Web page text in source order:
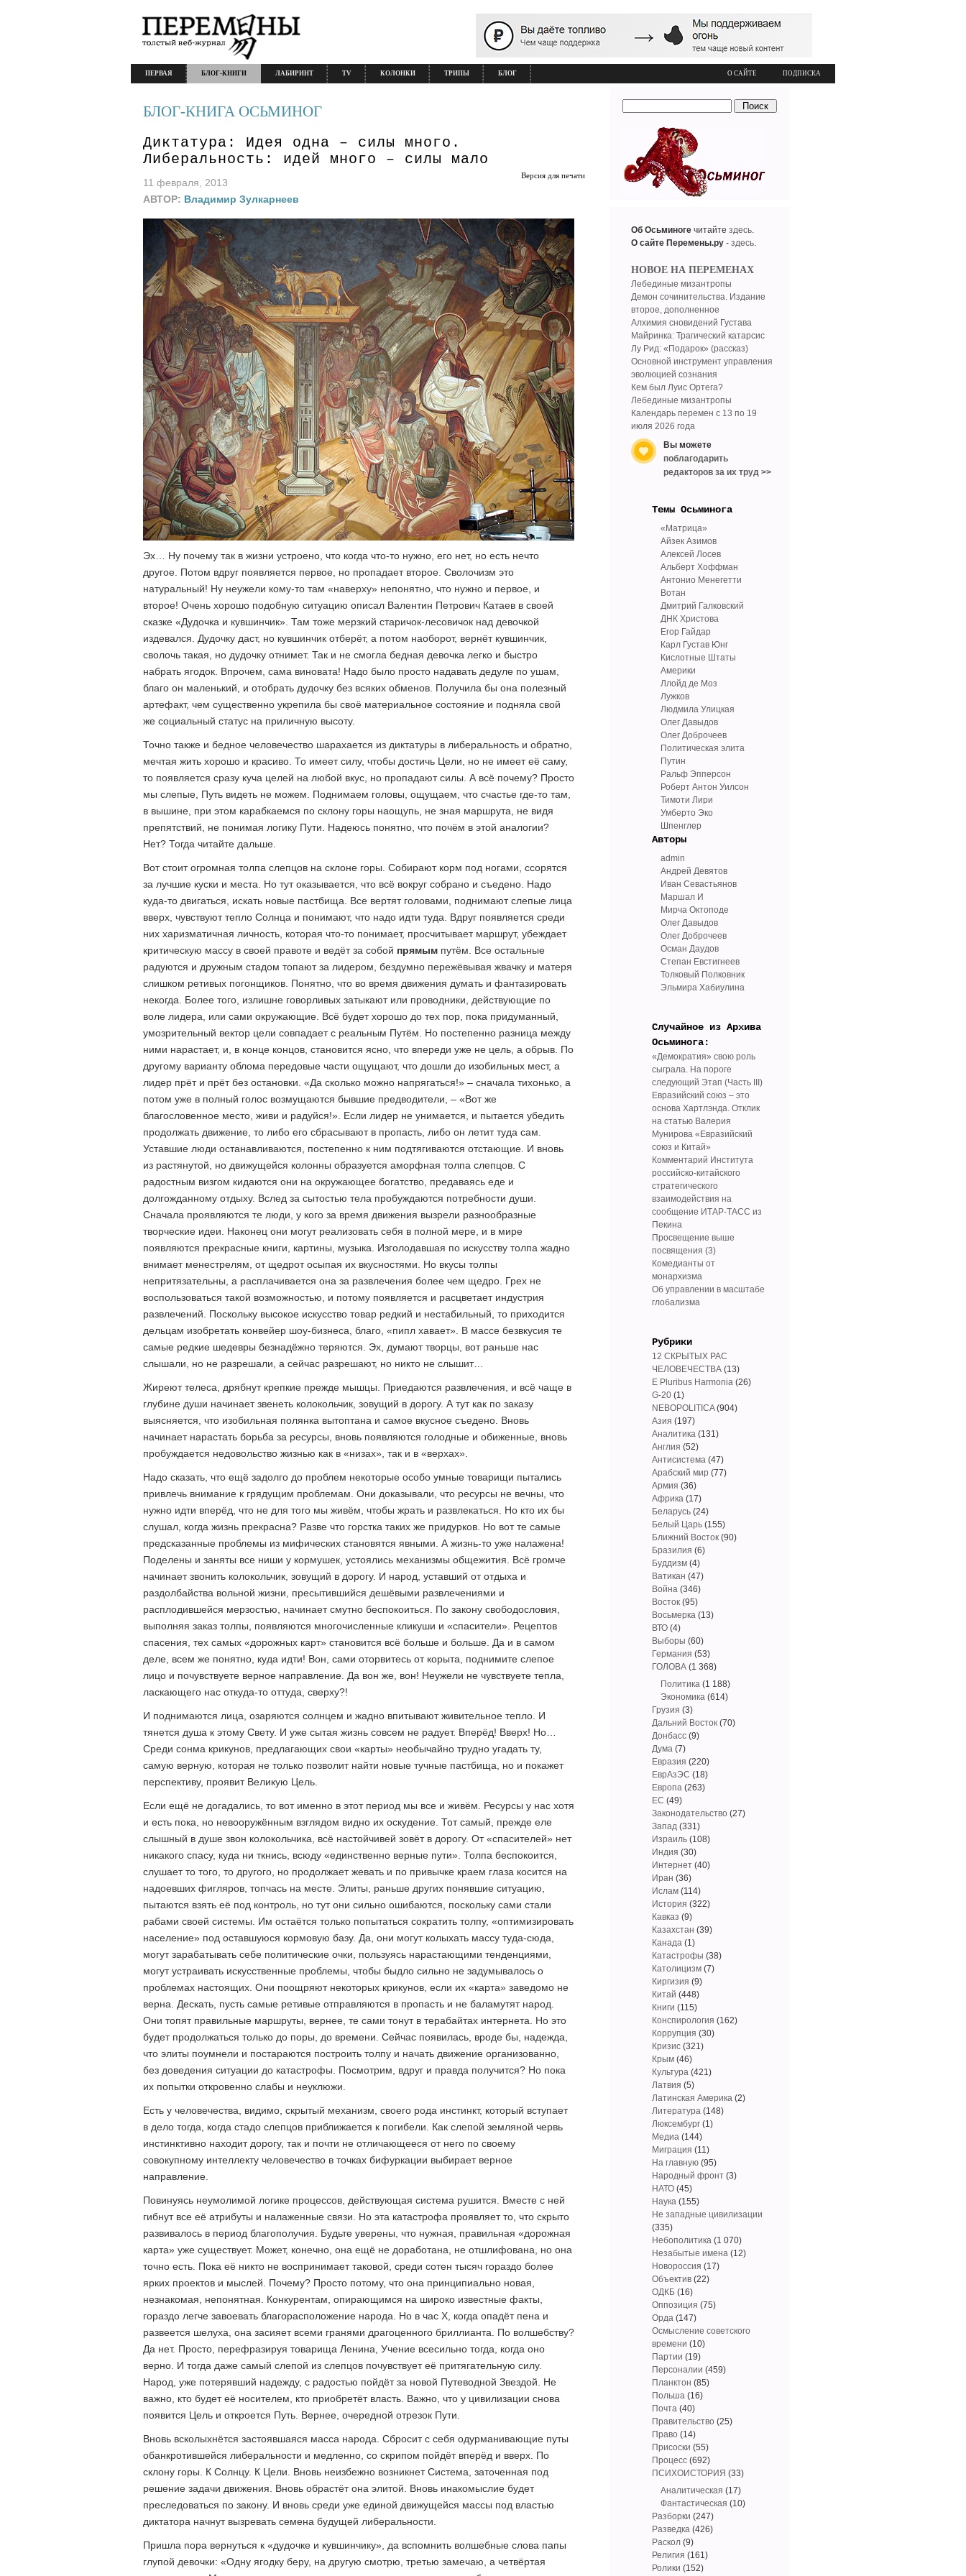
О САЙТЕ ПОДПИСКА
ПЕРВАЯ БЛОГ-КНИГИ ЛАБИРИНТ TV КОЛОНКИ ТРИПЫ БЛОГ
БЛОГ-КНИГА ОСЬМИНОГ
Диктатура: Идея одна – силы много.
Либеральность: идей много – силы мало
Версия для печати
11 февраля, 2013
АВТОР: Владимир Зулкарнеев
Эх… Ну почему так в жизни устроено, что когда что-то нужно, его нет, но есть нечто
другое. Потом вдруг появляется первое, но пропадает второе. Сволочизм это
натуральный! Ну неужели кому-то там «наверху» непонятно, что нужно и первое, и
второе! Очень хорошо подобную ситуацию описал Валентин Петрович Катаев в своей
сказке «Дудочка и кувшинчик». Там тоже мерзкий старичок-лесовичок над девочкой
издевался. Дудочку даст, но кувшинчик отберёт, а потом наоборот, вернёт кувшинчик,
сволочь такая, но дудочку отнимет. Так и не смогла бедная девочка легко и быстро
набрать ягодок. Впрочем, сама виновата! Надо было просто надавать дедуле по ушам,
благо он маленький, и отобрать дудочку без всяких обменов. Получила бы она полезный
артефакт, чем существенно укрепила бы своё материальное состояние и подняла свой
же социальный статус на приличную высоту.
Точно также и бедное человечество шарахается из диктатуры в либеральность и обратно,
мечтая жить хорошо и красиво. То имеет силу, чтобы достичь Цели, но не имеет её саму,
то появляется сразу куча целей на любой вкус, но пропадают силы. А всё почему? Просто
мы слепые, Путь видеть не можем. Поднимаем головы, ощущаем, что счастье где-то там,
в вышине, при этом карабкаемся по склону горы наощупь, не зная маршрута, не видя
препятствий, не понимая логику Пути. Надеюсь понятно, что почём в этой аналогии?
Нет? Тогда читайте дальше.
Вот стоит огромная толпа слепцов на склоне горы. Собирают корм под ногами, ссорятся
за лучшие куски и места. Но тут оказывается, что всё вокруг собрано и съедено. Надо
куда-то двигаться, искать новые пастбища. Все вертят головами, поднимают слепые лица
вверх, чувствуют тепло Солнца и понимают, что надо идти туда. Вдруг появляется среди
них харизматичная личность, которая что-то понимает, просчитывает маршрут, убеждает
критическую массу в своей правоте и ведёт за собой прямым путём. Все остальные
радуются и дружным стадом топают за лидером, бездумно пережёвывая жвачку и матеря
слишком ретивых погонщиков. Понятно, что во время движения думать и фантазировать
некогда. Более того, излишне говорливых затыкают или проводники, действующие по
воле лидера, или сами окружающие. Всё будет хорошо до тех пор, пока придуманный,
умозрительный вектор цели совпадает с реальным Путём. Но постепенно разница между
ними нарастает, и, в конце концов, становится ясно, что впереди уже не цель, а обрыв. По
другому варианту облома передовые части ощущают, что дошли до изобильных мест, а
лидер прёт и прёт без остановки. «Да сколько можно напрягаться!» – сначала тихонько, а
потом уже в полный голос возмущаются бывшие предводители, – «Вот же
благословенное место, живи и радуйся!». Если лидер не унимается, и пытается убедить
продолжать движение, то либо его сбрасывают в пропасть, либо он летит туда сам.
Уставшие люди останавливаются, постепенно к ним подтягиваются отстающие. И вновь
из растянутой, но движущейся колонны образуется аморфная толпа слепцов. С
радостным визгом кидаются они на окружающее богатство, предаваясь еде и
долгожданному отдыху. Вслед за сытостью тела пробуждаются потребности души.
Сначала проявляются те люди, у кого за время движения вызрели разнообразные
творческие идеи. Наконец они могут реализовать себя в полной мере, и в мире
появляются прекрасные книги, картины, музыка. Изголодавшая по искусству толпа жадно
внимает менестрелям, от щедрот осыпая их вкусностями. Но вкусы толпы
непритязательны, а расплачивается она за развлечения более чем щедро. Грех не
воспользоваться такой возможностью, и потому появляется и расцветает индустрия
развлечений. Поскольку высокое искусство товар редкий и нестабильный, то приходится
дельцам изобретать конвейер шоу-бизнеса, благо, «пипл хавает». В массе безвкусия те
самые редкие шедевры безнадёжно теряются. Эх, думают творцы, вот раньше нас
слышали, но не разрешали, а сейчас разрешают, но никто не слышит…
Жиреют телеса, дрябнут крепкие прежде мышцы. Приедаются развлечения, и всё чаще в
глубине души начинает звенеть колокольчик, зовущий в дорогу. А тут как по заказу
выясняется, что изобильная полянка вытоптана и самое вкусное съедено. Вновь
начинает нарастать борьба за ресурсы, вновь появляются голодные и обиженные, вновь
пробуждается недовольство жизнью как в «низах», так и в «верхах».
Надо сказать, что ещё задолго до проблем некоторые особо умные товарищи пытались
привлечь внимание к грядущим проблемам. Они доказывали, что ресурсы не вечны, что
нужно идти вперёд, что не для того мы живём, чтобы жрать и развлекаться. Но кто их бы
слушал, когда жизнь прекрасна? Разве что горстка таких же придурков. Но вот те самые
предсказанные проблемы из мифических становятся явными. А жизнь-то уже налажена!
Поделены и заняты все ниши у кормушек, устоялись механизмы общежития. Всё громче
начинает звонить колокольчик, зовущий в дорогу. И народ, уставший от отдыха и
раздолбайства вольной жизни, пресытившийся дешёвыми развлечениями и
расплодившейся мерзостью, начинает смутно беспокоиться. По закону свободословия,
выполняя заказ толпы, появляются многочисленные кликуши и «спасители». Рецептов
спасения, тех самых «дорожных карт» становится всё больше и больше. Да и в самом
деле, всем же понятно, куда идти! Вон, сами оторвитесь от корыта, поднимите слепое
лицо и почувствуете верное направление. Да вон же, вон! Неужели не чувствуете тепла,
ласкающего нас откуда-то оттуда, сверху?!
И поднимаются лица, озаряются солнцем и жадно впитывают живительное тепло. И
тянется душа к этому Свету. И уже сытая жизнь совсем не радует. Вперёд! Вверх! Но…
Среди сонма крикунов, предлагающих свои «карты» необычайно трудно угадать ту,
самую верную, которая не только позволит найти новые тучные пастбища, но и покажет
перспективу, проявит Великую Цель.
Если ещё не догадались, то вот именно в этот период мы все и живём. Ресурсы у нас хотя
и есть пока, но невооружённым взглядом видно их оскудение. Тот самый, прежде еле
слышный в душе звон колокольчика, всё настойчивей зовёт в дорогу. От «спасителей» нет
никакого спасу, куда ни ткнись, всюду «единственно верные пути». Толпа беспокоится,
слушает то того, то другого, но продолжает жевать и по привычке краем глаза косится на
надоевших фигляров, топчась на месте. Элиты, раньше других понявшие ситуацию,
пытаются взять её под контроль, но тут они сильно ошибаются, поскольку сами стали
рабами своей системы. Им остаётся только попытаться сократить толпу, «оптимизировать
население» под оставшуюся кормовую базу. Да, они могут колыхать массу туда-сюда,
могут зарабатывать себе политические очки, пользуясь нарастающими тенденциями,
могут устраивать искусственные проблемы, чтобы быдло сильно не задумывалось о
проблемах настоящих. Они поощряют некоторых крикунов, если их «карта» заведомо не
верна. Дескать, пусть самые ретивые отправляются в пропасть и не баламутят народ.
Они топят правильные маршруты, вернее, те сами тонут в терабайтах интернета. Но это
будет продолжаться только до поры, до времени. Сейчас появилась, вроде бы, надежда,
что элиты поумнели и постараются построить толпу и начать движение организованно,
без доведения ситуации до катастрофы. Посмотрим, вдруг и правда получится? Но пока
их попытки откровенно слабы и неуклюжи.
Есть у человечества, видимо, скрытый механизм, своего рода инстинкт, который вступает
в дело тогда, когда стадо слепцов приближается к погибели. Как слепой земляной червь
инстинктивно находит дорогу, так и почти не отличающееся от него по своему
совокупному интеллекту человечество в точках бифуркации выбирает верное
направление.
Повинуясь неумолимой логике процессов, действующая система рушится. Вместе с ней
гибнут все её атрибуты и налаженные связи. Но эта катастрофа проявляет то, что скрыто
развивалось в период благополучия. Будьте уверены, что нужная, правильная «дорожная
карта» уже существует. Может, конечно, она ещё не доработана, не отшлифована, но она
точно есть. Пока её никто не воспринимает таковой, среди сотен тысяч гораздо более
ярких проектов и мыслей. Почему? Просто потому, что она принципиально новая,
незнакомая, непонятная. Конкурентам, опирающимся на широко известные факты,
гораздо легче завоевать благорасположение народа. Но в час Х, когда опадёт пена и
развеется шелуха, она засияет всеми гранями драгоценного бриллианта. По волшебству?
Да нет. Просто, перефразируя товарища Ленина, Учение всесильно тогда, когда оно
верно. И тогда даже самый слепой из слепцов почувствует её притягательную силу.
Народ, уже потерявший надежду, с радостью пойдёт за новой Путеводной Звездой. Не
важно, кто будет её носителем, кто приобретёт власть. Важно, что у цивилизации снова
появится Цель и откроется Путь. Вернее, очередной отрезок Пути.
Вновь всколыхнётся застоявшаяся масса народа. Сбросит с себя одурманивающие путы
обанкротившейся либеральности и медленно, со скрипом пойдёт вперёд и вверх. По
склону горы. К Солнцу. К Цели. Вновь неизбежно возникнет Система, заточенная под
решение задачи движения. Вновь обрастёт она элитой. Вновь инакомыслие будет
преследоваться по закону. И вновь среди уже единой движущейся массы под властью
диктатора начнут вызревать семена будущей либеральности.
Пришла пора вернуться к «дудочке и кувшинчику», да вспомнить волшебные слова папы
глупой девочки: «Одну ягодку беру, на другую смотрю, третью замечаю, а четвёртая
Об Осьминоге читайте здесь.
О сайте Перемены.ру - здесь.
НОВОЕ НА ПЕРЕМЕНАХ
Лебединые мизантропы
Демон сочинительства. Издание
второе, дополненное
Алхимия сновидений Густава
Майринка: Трагический катарсис
Лу Рид: «Подарок» (рассказ)
Основной инструмент управления
эволюцией сознания
Кем был Луис Ортега?
Лебединые мизантропы
Календарь перемен с 13 по 19
июля 2026 года
Вы можете
поблагодарить
редакторов за их труд >>
Tемы Осьминога
«Матрица»
Айзек Азимов
Алексей Лосев
Альберт Хоффман
Антонио Менегетти
Вотан
Дмитрий Галковский
ДНК Христова
Егор Гайдар
Карл Густав Юнг
Кислотные Штаты
Америки
Ллойд де Моз
Лужков
Людмила Улицкая
Олег Давыдов
Олег Доброчеев
Политическая элита
Путин
Ральф Эпперсон
Роберт Антон Уилсон
Тимоти Лири
Умберто Эко
Шпенглер
Авторы
admin
Андрей Девятов
Иван Севастьянов
Маршал И
Мирча Октоподе
Олег Давыдов
Олег Доброчеев
Осман Даудов
Степан Евстигнеев
Толковый Полковник
Эльмира Хабиулина
Случайное из Архива
Осьминога:
«Демократия» свою роль
сыграла. На пороге
следующий Этап (Часть III)
Евразийский союз – это
основа Хартлэнда. Отклик
на статью Валерия
Мунирова «Евразийский
союз и Китай»
Комментарий Института
российско-китайского
стратегического
взаимодействия на
сообщение ИТАР-ТАСС из
Пекина
Просвещение выше
посвящения (3)
Комедианты от
монархизма
Об управлении в масштабе
глобализма
Рубрики
12 СКРЫТЫХ РАС
ЧЕЛОВЕЧЕСТВА (13)
E Pluribus Harmonia (26)
G-20 (1)
NEBOPOLITICA(904)
Азия (197)
Аналитика (131)
Англия (52)
Антисистема (47)
Арабский мир (77)
Армия (36)
Африка (17)
Беларусь (24)
Белый Царь (155)
Ближний Восток (90)
Бразилия (6)
Буддизм (4)
Ватикан (47)
Война (346)
Восток (95)
Восьмерка (13)
ВТО (4)
Выборы (60)
Германия (53)
ГОЛОВА (1 368)
Политика (1 188)
Экономика (614)
Грузия (3)
Дальний Восток (70)
Донбасс (9)
Дума (7)
Евразия (220)
ЕврАзЭС (18)
Европа (263)
ЕС (49)
Законодательство (27)
Запад (331)
Израиль (108)
Индия (30)
Интернет (40)
Иран (36)
Ислам (114)
История (322)
Кавказ (9)
Казахстан (39)
Канада (1)
Катастрофы (38)
Католицизм (7)
Киргизия (9)
Китай (448)
Книги (115)
Конспирология (162)
Коррупция (30)
Кризис (321)
Крым (46)
Культура (421)
Латвия (5)
Латинская Америка (2)
Литература (148)
Люксембург (1)
Медиа (144)
Миграция (11)
На главную (95)
Народный фронт (3)
НАТО (45)
Наука (155)
Не западные цивилизации
(335)
Небополитика (1 070)
Незабытые имена (12)
Новороссия (17)
Объектив (22)
ОДКБ (16)
Оппозиция (75)
Орда (147)
Осмысление советского
времени (10)
Партии (19)
Персоналии (459)
Планктон (85)
Польша (16)
Почта (40)
Правительство (25)
Право (14)
Присоски (55)
Процесс (692)
ПСИХОИСТОРИЯ (33)
Аналитическая (17)
Фантастическая (10)
Разборки (247)
Разведка (426)
Раскол (9)
Религия (161)
Ролики (152)